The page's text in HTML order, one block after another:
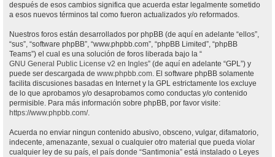
después de esos cambios significa que acuerda estar legalmente sometido
a esos nuevos términos tal como fueron actualizados y/o reformados.
Nuestros foros están desarrollados por phpBB (de aquí en adelante “ellos”,
“sus”, “software phpBB”, “www.phpbb.com”, “phpBB Limited”, “phpBB
Teams”) el cual es una solución de foros liberada bajo la “
GNU General Public License v2 en Ingles” (de aquí en adelante “GPL”) y
puede ser descargada de www.phpbb.com. El software phpBB solamente
facilita discusiones basadas en Internet y la GPL estrictamente los excluye
de lo que aprobamos y/o desaprobamos como conductas y/o contenido
permisible. Para más información sobre phpBB, por favor visite:
https://www.phpbb.com/.
Acuerda no enviar ningun contenido abusivo, obsceno, vulgar, difamatorio,
indecente, amenazante, sexual o cualquier otro material que pueda violar
cualquier ley de su país, el país donde “Santimonia” está instalado o Leyes